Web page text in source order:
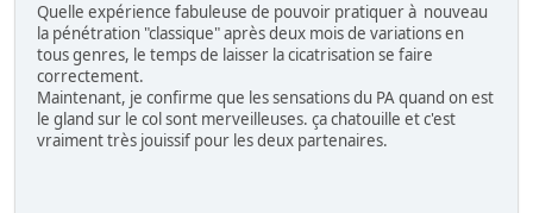
Quelle expérience fabuleuse de pouvoir pratiquer à nouveau
la pénétration "classique" après deux mois de variations en
tous genres, le temps de laisser la cicatrisation se faire
correctement.
Maintenant, je confirme que les sensations du PA quand on est
le gland sur le col sont merveilleuses. ça chatouille et c'est
vraiment très jouissif pour les deux partenaires.